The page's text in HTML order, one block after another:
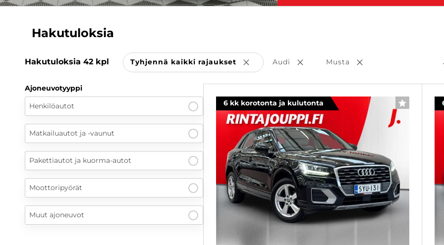
Hakutuloksia
Hakutuloksia 42 kpl Tyhjennä kaikki rajaukset Poista valinta
Audi Poista valinta
Musta Poista valinta
Ajoneuvotyyppi
Henkilöautot
Matkailuautot ja -vaunut
Pakettiautot ja kuorma-autot
Moottoripyörät
Muut ajoneuvot
6 kk korotonta ja kulutonta SUOSIKKI